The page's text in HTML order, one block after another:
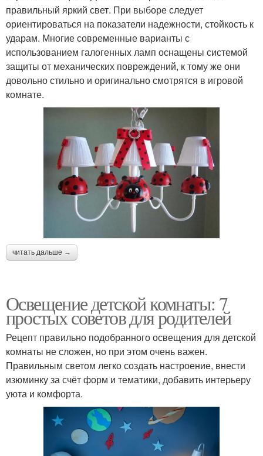
правильный яркий свет. При выборе следует
ориентироваться на показатели надежности, стойкость к
ударам. Многие современные варианты с
использованием галогенных ламп оснащены системой
защиты от механических повреждений, к тому же они
довольно стильно и оригинально смотрятся в игровой
комнате.
читать дальше →
Освещение детской комнаты: 7
простых советов для родителей
Рецепт правильно подобранного освещения для детской
комнаты не сложен, но при этом очень важен.
Правильным светом легко создать настроение, внести
изюминку за счёт форм и тематики, добавить интерьеру
уюта и комфорта.